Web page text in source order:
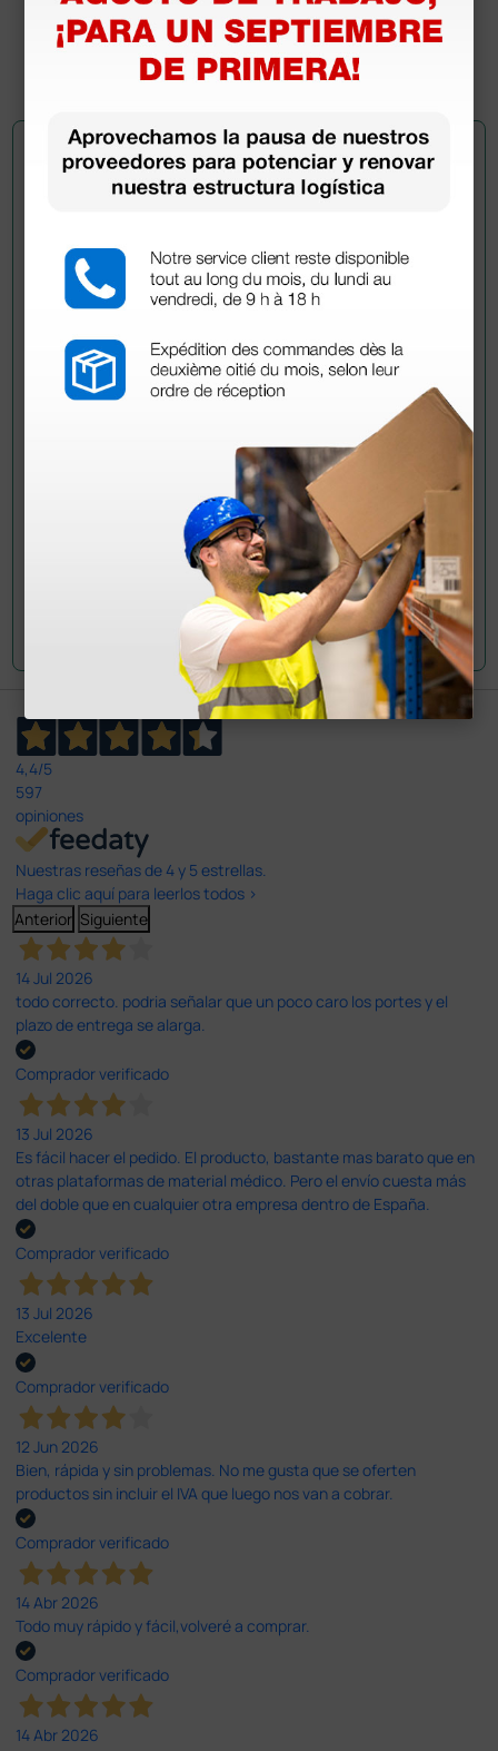
(Precio sin IVA)
Pregúntale a un colega
¿Todavía tienes alguna duda? ¿Necesitas más
información?
Envía ahora mismo tu pregunta a los colegas que ya
Envía tu pregunta
4,4/5
597
opiniones
Nuestras reseñas de 4 y 5 estrellas.
Haga clic aquí para leerlos todos >
Anterior Siguiente
14 Jul 2026
todo correcto. podria señalar que un poco caro los portes y el
plazo de entrega se alarga.
Comprador verificado
13 Jul 2026
Es fácil hacer el pedido. El producto, bastante mas barato que en
otras plataformas de material médico. Pero el envío cuesta más
del doble que en cualquier otra empresa dentro de España.
Comprador verificado
13 Jul 2026
Excelente
Comprador verificado
12 Jun 2026
Bien, rápida y sin problemas. No me gusta que se oferten
productos sin incluir el IVA que luego nos van a cobrar.
Comprador verificado
14 Abr 2026
Todo muy rápido y fácil,volveré a comprar.
Comprador verificado
14 Abr 2026